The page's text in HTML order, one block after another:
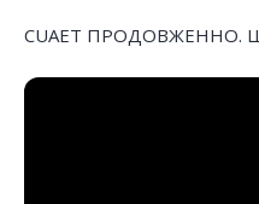
CUAET ПРОДОВЖЕННО.